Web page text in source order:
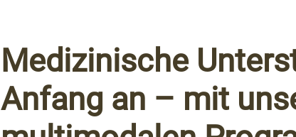
Medizinische
Anfang an – mit